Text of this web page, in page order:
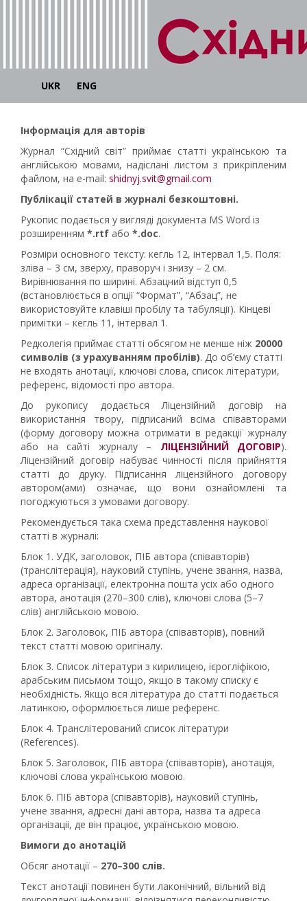
UKR ENG
Інформація для авторів
Журнал “Східний світ” приймає статті українською та
англійською мовами, надіслані листом з прикріпленим
файлом, на e-mail: shidnyj.svit@gmail.com
Публікації статей в журналі безкоштовні.
Рукопис подається у вигляді документа MS Word із
розширенням *.rtf або *.doc.
Розміри основного тексту: кегль 12, інтервал 1,5. Поля:
зліва – 3 см, зверху, праворуч і знизу – 2 см.
Вирівнювання по ширині. Абзацний відступ 0,5
(встановлюється в опції “Формат”, “Абзац”, не
використовуйте клавіші пробілу та табуляції). Кінцеві
примітки – кегль 11, інтервал 1.
Редколегія приймає статті обсягом не менше ніж 20000
символів (з урахуванням пробілів). До об’єму статті
не входять анотації, ключові слова, список літератури,
референс, відомості про автора.
До рукопису додається Ліцензійний договір на
використання твору, підписаний всіма співавторами
(форму договору можна отримати в редакції журналу
або на сайті журналу – ЛІЦЕНЗІЙНИЙ ДОГОВІР).
Ліцензійний договір набуває чинності після прийняття
статті до друку. Підписання ліцензійного договору
автором(ами) означає, що вони ознайомлені та
погоджуються з умовами договору.
Рекомендується така схема представлення наукової
статті в журналі:
Блок 1. УДК, заголовок, ПІБ автора (співавторів)
(транслітерація), науковий ступінь, учене звання, назва,
адреса організації, електронна пошта усіх або одного
автора, анотація (270–300 слів), ключові слова (5–7
слів) англійською мовою.
Блок 2. Заголовок, ПІБ автора (співавторів), повний
текст статті мовою оригіналу.
Блок 3. Список літератури з кирилицею, ієрогліфікою,
арабським письмом тощо, якщо в такому списку є
необхідність. Якщо вся література до статті подається
латинкою, оформлюється лише референс.
Блок 4. Транслітерований список літератури
(References).
Блок 5. Заголовок, ПІБ автора (співавторів), анотація,
ключові слова українською мовою.
Блок 6. ПІБ автора (співавторів), науковий ступінь,
учене звання, адресні дані автора, назва та адреса
організаціі, де він працює, українською мовою.
Вимоги до анотацій
Обсяг анотації – 270–300 слів.
Текст анотації повинен бути лаконічний, вільний від